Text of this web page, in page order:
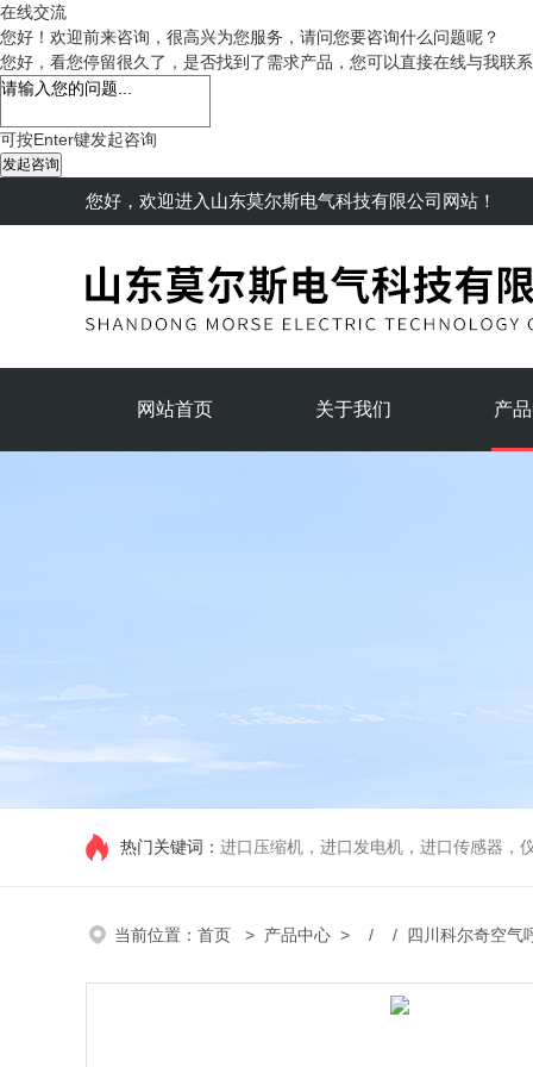
在线交流
您好！欢迎前来咨询，很高兴为您服务，请问您要咨询什么问题呢？
您好，看您停留很久了，是否找到了需求产品，您可以直接在线与我联
可按Enter键发起咨询
发起咨询
您好，欢迎进入 山东莫尔斯电气科技有限公司网站！
网站首页 关于我们 产
热门关键词： 进口压缩机，进口发电机，进口传感器，
当前位置： 首页 > 产品中心 > / / 四川科尔奇空气呼